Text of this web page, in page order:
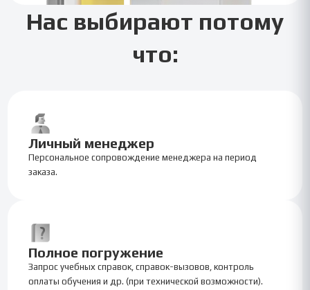
Нас выбирают потому
что:
Личный менеджер
Персональное сопровождение менеджера на период
заказа.
Полное погружение
Запрос учебных справок, справок-вызовов, контроль
оплаты обучения и др. (при технической возможности).